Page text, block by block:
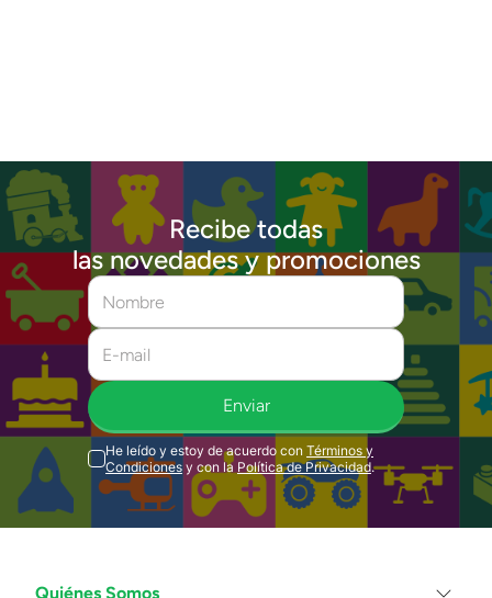
Recibe todas
las novedades y promociones
Enviar
He leído y estoy de acuerdo con Términos y
Condiciones y con la Política de Privacidad.
Quiénes Somos